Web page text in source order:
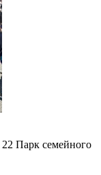
Парк семейного